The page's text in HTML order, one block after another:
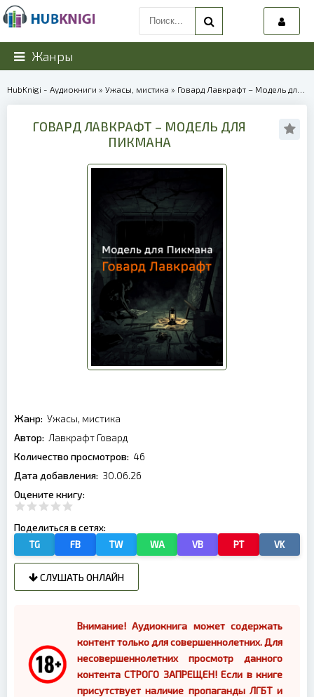
Жанры
HubKnigi - Аудиокниги » Ужасы, мистика » Говард Лавкрафт – Модель для Пикмана | 40291
ГОВАРД ЛАВКРАФТ – МОДЕЛЬ ДЛЯ
ПИКМАНА
Жанр: Ужасы, мистика
Автор: Лавкрафт Говард
Количество просмотров: 46
Дата добавления: 30.06.26
Оцените книгу:
Поделиться в сетях:
TG FB TW WA VB PT VK
СЛУШАТЬ ОНЛАЙН
Внимание! Аудиокнига может содержать
контент только для совершеннолетних. Для
несовершеннолетних просмотр данного
контента СТРОГО ЗАПРЕЩЕН! Если в книге
присутствует наличие пропаганды ЛГБТ и